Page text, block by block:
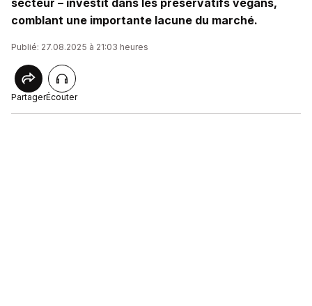
secteur – investit dans les préservatifs végans,
comblant une importante lacune du marché.
Publié: 27.08.2025 à 21:03 heures
PartagerÉcouter